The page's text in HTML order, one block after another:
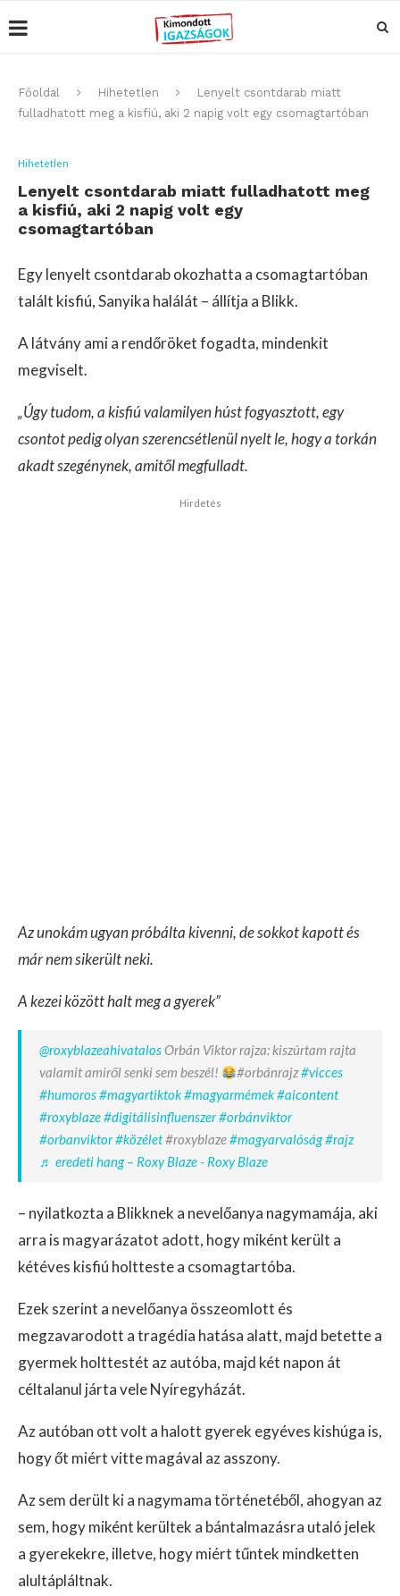
Főoldal Hihetetlen
Lenyelt csontdarab miatt
fulladhatott meg a kisfiú, aki 2 napig volt egy csomagtartóban
Hihetetlen
Lenyelt csontdarab miatt fulladhatott meg
a kisfiú, aki 2 napig volt egy
csomagtartóban
Egy lenyelt csontdarab okozhatta a csomagtartóban
talált kisfiú, Sanyika halálát – állítja a Blikk.
A látvány ami a rendőröket fogadta, mindenkit
megviselt.
„Úgy tudom, a kisfiú valamilyen húst fogyasztott, egy
csontot pedig olyan szerencsétlenül nyelt le, hogy a torkán
akadt szegénynek, amitől megfulladt.
Hirdetés
Az unokám ugyan próbálta kivenni, de sokkot kapott és
már nem sikerült neki.
A kezei között halt meg a gyerek”
@roxyblazeahivatalosOrbán Viktor rajza: kiszúrtam rajta
valamit amiről senki sem beszél!
#orbánrajz#vicces
#humoros#magyartiktok#magyarmémek#aicontent
#roxyblaze#digitálisinfluenszer#orbánviktor
#orbanviktor#közélet#roxyblaze#magyarvalóság#rajz
♬ eredeti hang – Roxy Blaze - Roxy Blaze
– nyilatkozta a Blikknek a nevelőanya nagymamája, aki
arra is magyarázatot adott, hogy miként került a
kétéves kisfiú holtteste a csomagtartóba.
Ezek szerint a nevelőanya összeomlott és
megzavarodott a tragédia hatása alatt, majd betette a
gyermek holttestét az autóba, majd két napon át
céltalanul járta vele Nyíregyházát.
Az autóban ott volt a halott gyerek egyéves kishúga is,
hogy őt miért vitte magával az asszony.
Az sem derült ki a nagymama történetéből, ahogyan az
sem, hogy miként kerültek a bántalmazásra utaló jelek
a gyerekekre, illetve, hogy miért tűntek mindketten
alultápláltnak.